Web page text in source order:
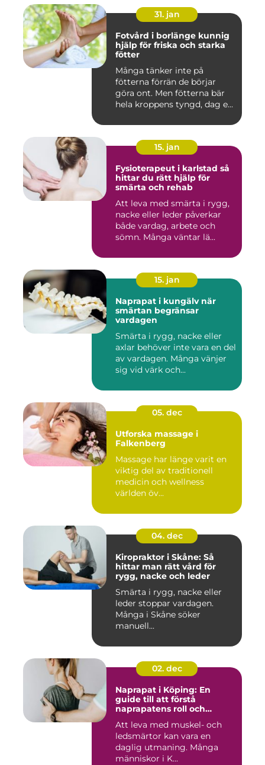
31. jan
Fotvård i borlänge kunnig
hjälp för friska och starka
fötter
Många tänker inte på
fötterna förrän de börjar
göra ont. Men fötterna bär
hela kroppens tyngd, dag e...
15. jan
Fysioterapeut i karlstad så
hittar du rätt hjälp för
smärta och rehab
Att leva med smärta i rygg,
nacke eller leder påverkar
både vardag, arbete och
sömn. Många väntar lä...
15. jan
Naprapat i kungälv när
smärtan begränsar
vardagen
Smärta i rygg, nacke eller
axlar behöver inte vara en del
av vardagen. Många vänjer
sig vid värk och...
05. dec
Utforska massage i
Falkenberg
Massage har länge varit en
viktig del av traditionell
medicin och wellness
världen öv...
04. dec
Kiropraktor i Skåne: Så
hittar man rätt vård för
rygg, nacke och leder
Smärta i rygg, nacke eller
leder stoppar vardagen.
Många i Skåne söker
manuell...
02. dec
Naprapat i Köping: En
guide till att förstå
naprapatens roll och
Att leva med muskel- och
ledsmärtor kan vara en
daglig utmaning. Många
människor i K...